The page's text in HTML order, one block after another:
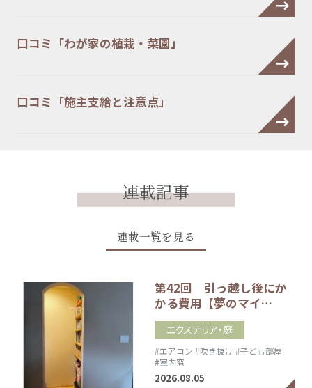
口コミ「わが家の植栽・菜園」
口コミ「施主支給と注意点」
連載記事
連載一覧を見る
第42回 引っ越し後にか
かる費用【夢のマイ…
エクステリア・庭
#エアコン #吹き抜け #子ども部屋
#室内窓
2026.08.05